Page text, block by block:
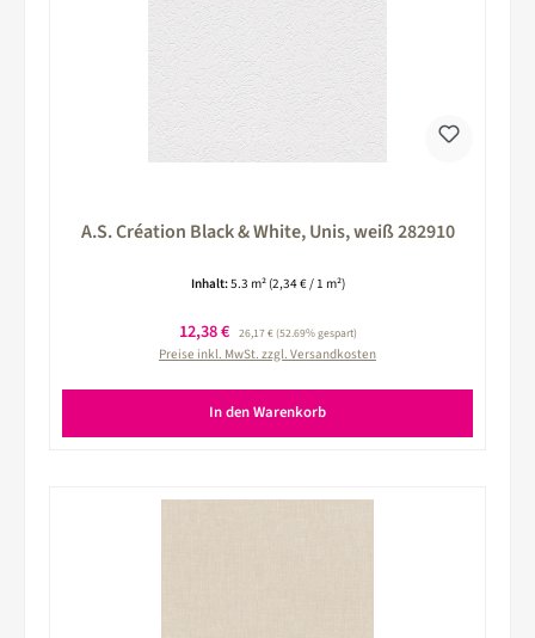
A.S. Création Black & White, Unis, weiß 282910
Inhalt:5.3 m² (2,34 € / 1 m²)
Verkaufspreis:
12,38 € Regulärer Preis:
26,17 €(52.69% gespart)
Preise inkl. MwSt. zzgl. Versandkosten
In den Warenkorb